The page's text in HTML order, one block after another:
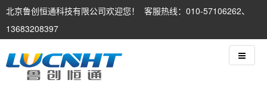
北京鲁创恒通科技有限公司欢迎您！ 客服热线：010-57106262、
13683208397